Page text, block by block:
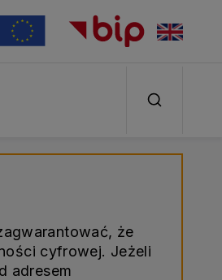
że
cyfrowej. Jeżeli
adresem